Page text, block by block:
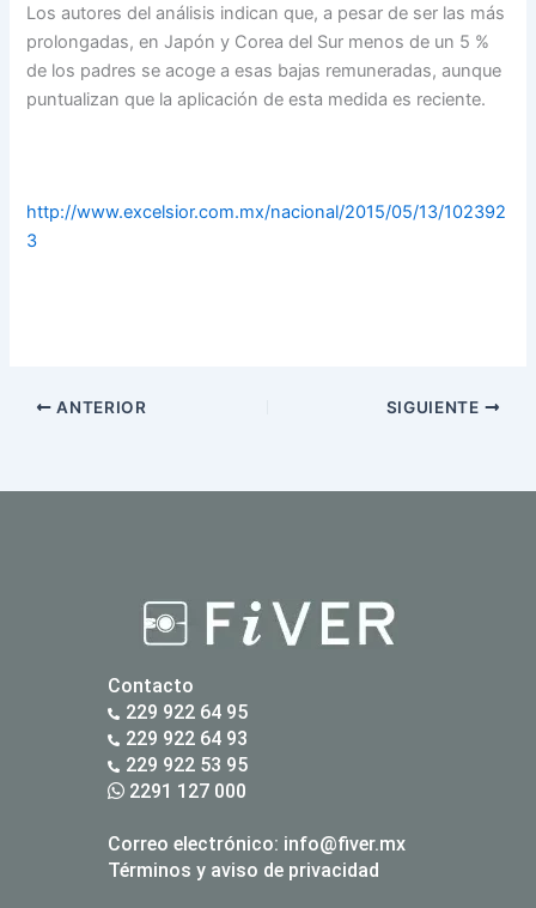
Los autores del análisis indican que, a pesar de ser las más
prolongadas, en Japón y Corea del Sur menos de un 5 %
de los padres se acoge a esas bajas remuneradas, aunque
puntualizan que la aplicación de esta medida es reciente.
http://www.excelsior.com.mx/nacional/2015/05/13/102392
3
ANTERIOR SIGUIENTE
Contacto
229 922 64 95
229 922 64 93
229 922 53 95
2291 127 000
Correo electrónico: info@fiver.mx
Términos y aviso de privacidad